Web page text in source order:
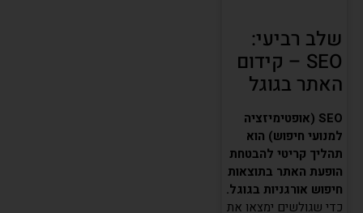
שלב רביעי:
SEO – קידום
האתר בגוגל
SEO (אופטימיזציה
למנועי חיפוש) הוא
תהליך קריטי להבטחת
הופעת האתר בתוצאות
חיפוש אורגניות בגוגל.
כדי שגולשים ימצאו את